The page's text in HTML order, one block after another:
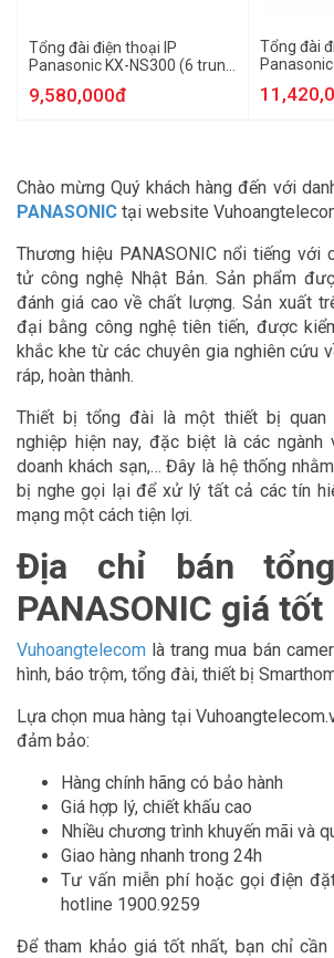
Tổng đài điện thoại IP
Panasonic KX-NS300 (6 trung
9,580,000đ
Tổng đài
Chào mừng Quý khách hàng đến với
PANASONIC tại website
Thương hiệu PANASONIC nổi tiếng với
tử công nghệ Nhật Bản. Sản phẩm
đánh giá cao về chất lượng. Sản xuất
đại bằng công nghệ tiên tiến, được
khắc khe từ các chuyên gia nghiên cứu
ráp, hoàn thành.
Thiết bị tổng đài là một thiết bị quan
nghiệp hiện nay, đặc biệt là các ngành
doanh khách sạn,… Đây là hệ thống
bị nghe gọi lại để xử lý tất cả các tín
mạng một cách tiện lợi.
Địa chỉ bán
PANASONIC giá
Vuhoangtelecom là trang mua bán
hình, báo trộm, tổng đài, thiết bị
Lựa chọn mua hàng tại
đảm bảo:
Hàng chính hãng có bảo hành
Giá hợp lý, chiết khấu cao
Nhiều chương trình khuyến mãi và
Giao hàng nhanh trong 24h
Tư vấn miễn phí hoặc gọi điện
hotline 1900.9259
Để tham khảo giá tốt nhất, bạn chỉ